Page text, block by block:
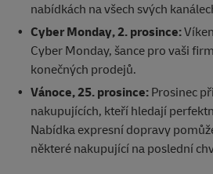
nabídkách na všech svých
Cyber Monday, 2. prosince:
Cyber Monday, šance pro vaši
konečných prodejů.
Vánoce, 25. prosince:Prosinec
nakupujících, kteří hledají
Nabídka expresní dopravy
některé nakupující na poslední